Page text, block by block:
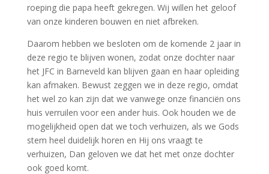
roeping die papa heeft gekregen. Wij willen het geloof
van onze kinderen bouwen en niet afbreken.
Daarom hebben we besloten om de komende 2 jaar in
deze regio te blijven wonen, zodat onze dochter naar
het JFC in Barneveld kan blijven gaan en haar opleiding
kan afmaken. Bewust zeggen we in deze regio, omdat
het wel zo kan zijn dat we vanwege onze financiën ons
huis verruilen voor een ander huis. Ook houden we de
mogelijkheid open dat we toch verhuizen, als we Gods
stem heel duidelijk horen en Hij ons vraagt te
verhuizen, Dan geloven we dat het met onze dochter
ook goed komt.